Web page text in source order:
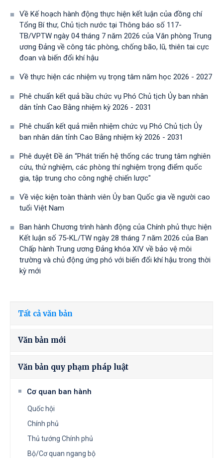
Về Kế hoạch hành động thực hiện kết luận của đồng chí
Tổng Bí thư, Chủ tịch nước tại Thông báo số 117-
TB/VPTW ngày 04 tháng 7 năm 2026 của Văn phòng Trung
ương Đảng về công tác phòng, chống bão, lũ, thiên tai cực
đoan và biến đổi khí hậu
Về thực hiện các nhiệm vụ trọng tâm năm học 2026 - 2027
Phê chuẩn kết quả bầu chức vụ Phó Chủ tịch Ủy ban nhân
dân tỉnh Cao Bằng nhiệm kỳ 2026 - 2031
Phê chuẩn kết quả miễn nhiệm chức vụ Phó Chủ tịch Ủy
ban nhân dân tỉnh Cao Bằng nhiệm kỳ 2026 - 2031
Phê duyệt Đề án “Phát triển hệ thống các trung tâm nghiên
cứu, thử nghiệm, các phòng thí nghiệm trọng điểm quốc
gia, tập trung cho công nghệ chiến lược"
Về việc kiện toàn thành viên Ủy ban Quốc gia về người cao
tuổi Việt Nam
Ban hành Chương trình hành động của Chính phủ thực hiện
Kết luận số 75-KL/TW ngày 28 tháng 7 năm 2026 của Ban
Chấp hành Trung ương Đảng khóa XIV về bảo vệ môi
trường và chủ động ứng phó với biến đổi khí hậu trong thời
kỳ mới
Tất cả văn bản
Văn bản mới
Văn bản quy phạm pháp luật
Cơ quan ban hành
Quốc hội
Chính phủ
Thủ tướng Chính phủ
Bộ/Cơ quan ngang bộ